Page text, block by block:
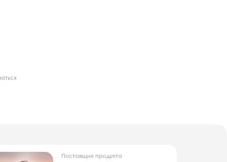
Поставщик продукта